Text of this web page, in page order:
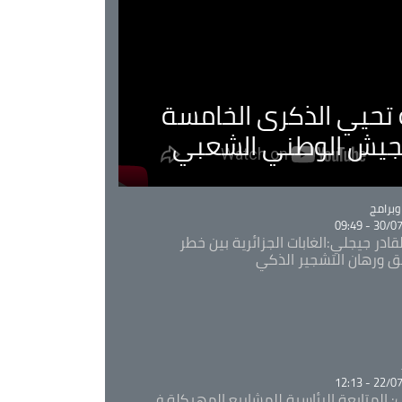
تحيي الذكرى الخامسة
الوطني الشعبي
30/07/
جيجلي:الغابات الجزائرية بين خطر
ورهان التشجير الذكي
22/07/